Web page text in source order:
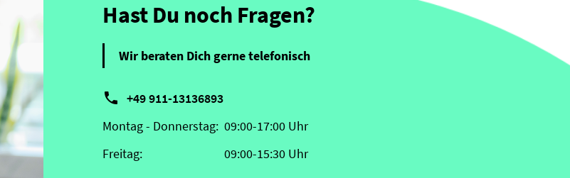
Hast Du noch Fragen?
Wir beraten Dich gerne telefonisch
 +49 911-13136893
Montag - Donnerstag:
Freitag:
09:00-17:00 Uhr
09:00-15:30 Uhr